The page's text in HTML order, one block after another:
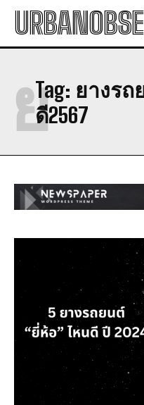
Tag: ยางร
ดี2567
ย